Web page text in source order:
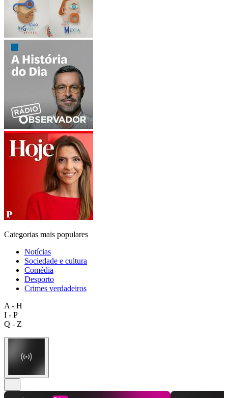
Categorias mais populares
Notícias
Sociedade e cultura
Comédia
Desporto
Crimes verdadeiros
A - H
I - P
Q - Z